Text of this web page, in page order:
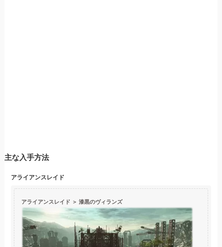
主な入手方法
アライアンスレイド
アライアンスレイド ＞ 漆黒のヴィランズ